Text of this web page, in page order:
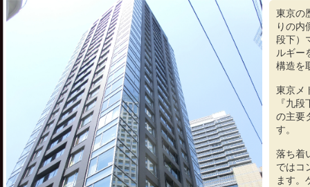
東京の
りの内
段下）
ルギー
構造を
東京メ
『九
の主要
す。
落ち着
ではコ
ます。